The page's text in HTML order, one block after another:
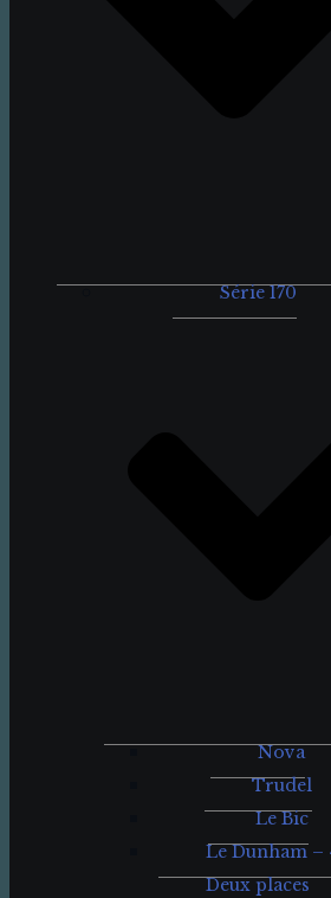
Série 170
Nova
Trudel
Le Bic
Le Dunham –
Deux places